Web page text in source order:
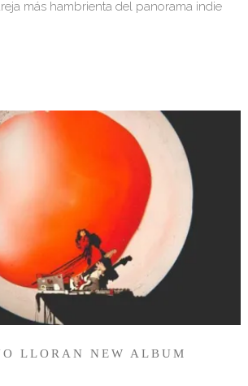
más hambrienta del panorama indie
LLORAN NEW ALBUM